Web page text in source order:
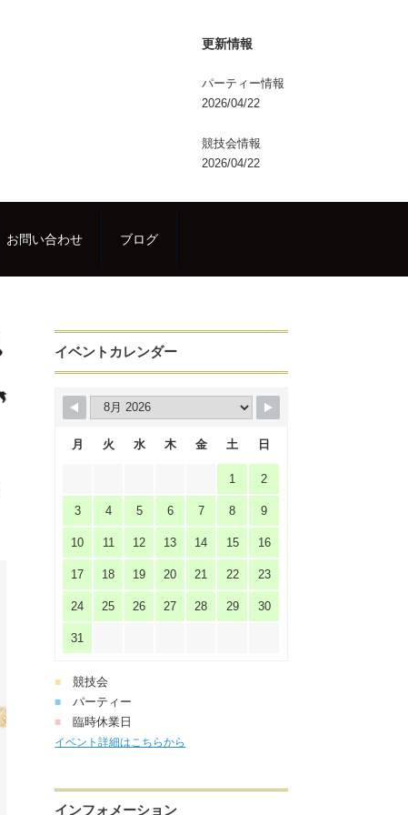
更新情報
パーティー情報
2026/04/22
競技会情報
2026/04/22
お問い合わせ ブログ
イベントカレンダー
月 火 水 木 金 土 日
1 2
3 4 5 6 7 8 9
10 11 12 13 14 15 16
17 18 19 20 21 22 23
24 25 26 27 28 29 30
31
■ 競技会
■ パーティー
■ 臨時休業日
イベント詳細はこちらから
インフォメーション